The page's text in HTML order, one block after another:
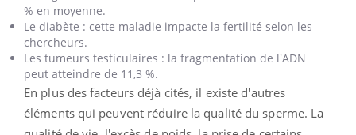
% en moyenne.
Le diabète : cette maladie impacte la fertilité selon les
chercheurs.
Les tumeurs testiculaires : la fragmentation de l'ADN
peut atteindre de 11,3 %.
En plus des facteurs déjà cités, il existe d'autres
éléments qui peuvent réduire la qualité du sperme. La